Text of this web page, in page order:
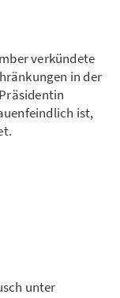
verkündete
in der
ist,
unter